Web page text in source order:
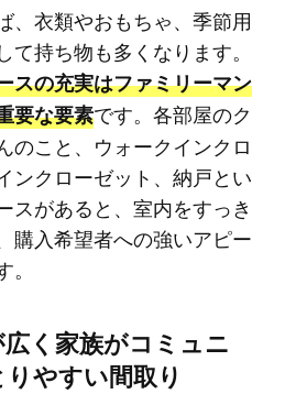
、衣類やおもちゃ、季節用
持ち物も多くなります。
スの充実はファミリーマン
要な要素です。各部屋のク
のこと、ウォークインクロ
ンクローゼット、納戸とい
スがあると、室内をすっき
購入希望者への強いアピー
く家族がコミュニ
やすい間取り